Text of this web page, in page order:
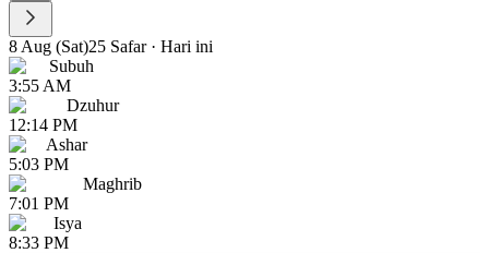
8 Aug (Sat)25 Safar· Hari ini
Subuh
3:55 AM
Dzuhur
12:14 PM
Ashar
5:03 PM
Maghrib
7:01 PM
Isya
8:33 PM